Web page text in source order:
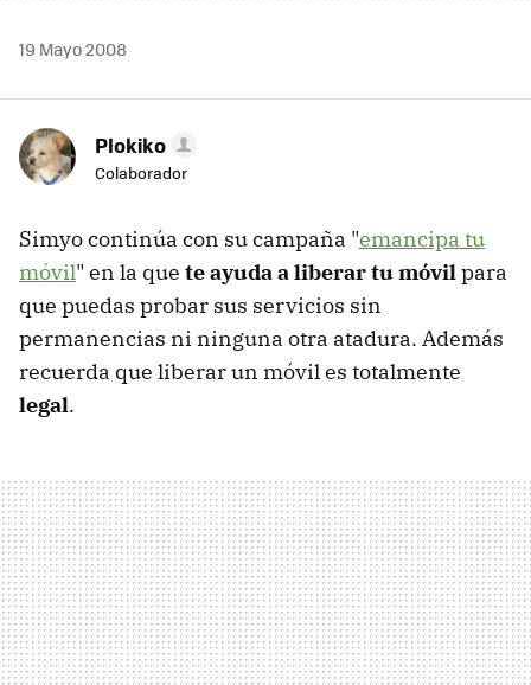
19 Mayo 2008
Plokiko
Colaborador
Simyo continúa con su campaña "emancipa tu
móvil" en la que te ayuda a liberar tu móvilpara
que puedas probar sus servicios sin
permanencias ni ninguna otra atadura. Además
recuerda que liberar un móvil es totalmente
legal.